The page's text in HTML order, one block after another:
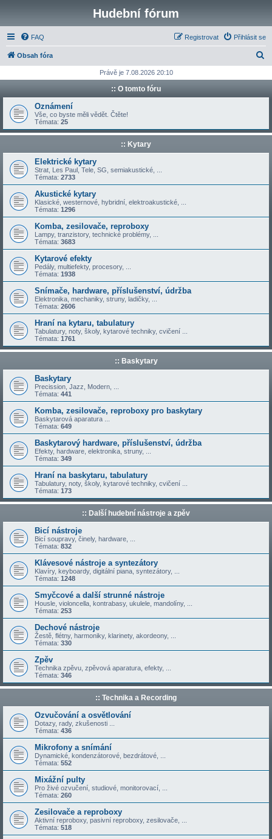
Hudební fórum
FAQ Přihlásit se
Registrovat
Obsah fóra
d
t
Právě je 7.08.2026 20:10
:: O tomto fóru
Oznámení
Vše, co byste měli vědět. Čtěte!
Témata: 25
:: Kytary
Elektrické kytary
Strat, Les Paul, Tele, SG, semiakustické, ...
Témata: 2733
Akustické kytary
Klasické, westernové, hybridní, elektroakustické, ...
Témata: 1296
Komba, zesilovače, reproboxy
Lampy, tranzistory, technické problémy, ...
Témata: 3683
Kytarové efekty
Pedály, multiefekty, procesory, ...
Témata: 1938
Snímače, hardware, příslušenství, údržba
Elektronika, mechaniky, struny, ladičky, ...
Témata: 2606
Hraní na kytaru, tabulatury
Tabulatury, noty, školy, kytarové techniky, cvičení ...
Témata: 1761
:: Baskytary
Baskytary
Precission, Jazz, Modern, ...
Témata: 441
Komba, zesilovače, reproboxy pro baskytary
Baskytarová aparatura ...
Témata: 649
Baskytarový hardware, příslušenství, údržba
Efekty, hardware, elektronika, struny, ...
Témata: 349
Hraní na baskytaru, tabulatury
Tabulatury, noty, školy, kytarové techniky, cvičení ...
Témata: 173
:: Další hudební nástroje a zpěv
Bicí nástroje
Bicí soupravy, činely, hardware, ...
Témata: 832
Klávesové nástroje a syntezátory
Klavíry, keyboardy, digitální piana, syntezátory, ...
Témata: 1248
Smyčcové a další strunné nástroje
Housle, violoncella, kontrabasy, ukulele, mandolíny, ...
Témata: 253
Dechové nástroje
Žestě, flétny, harmoniky, klarinety, akordeony, ...
Témata: 330
Zpěv
Technika zpěvu, zpěvová aparatura, efekty, ...
Témata: 346
:: Technika a Recording
Ozvučování a osvětlování
Dotazy, rady, zkušenosti ...
Témata: 436
Mikrofony a snímání
Dynamické, kondenzátorové, bezdrátové, ...
Témata: 552
Mixážní pulty
Pro živé ozvučení, studiové, monitorovací, ...
Témata: 260
Zesilovače a reproboxy
Aktivní reproboxy, pasivní reproboxy, zesilovače, ...
Témata: 518